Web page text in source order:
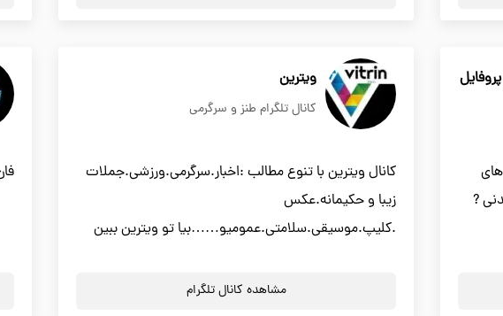
?
ویترین
کانال تلگرام طنز و سرگرمی
کانال ویترین با تنوع مطالب :اخبار.سرگرمی.ورزشی.جملات
زیبا و حکیمانه.عکس
.کلیپ.موسیقی.سلامتی.عمومیو……بیا تو ویترین ببین
مشاهده کانال تلگرام